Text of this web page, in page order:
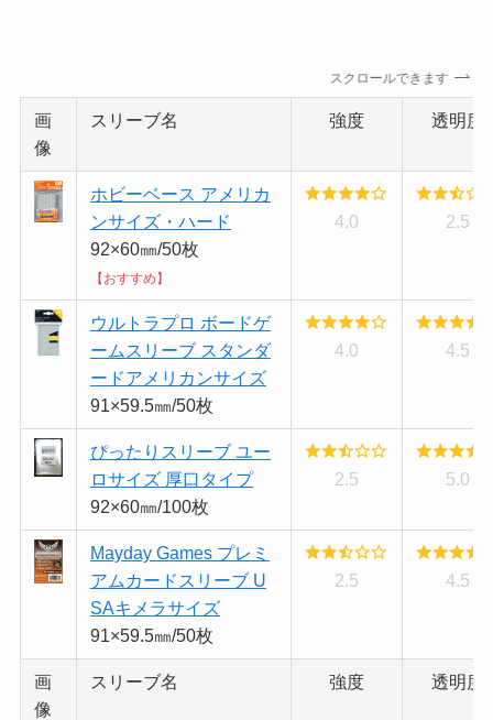
スクロールできます
画
像
スリーブ名 強度 透明度
ホビーベース アメリカ
ンサイズ・ハード
92×60㎜/50枚
【おすすめ】
4.0 2.5
ウルトラプロ ボードゲ
ームスリーブ スタンダ
ードアメリカンサイズ
91×59.5㎜/50枚
4.0 4.5
ぴったりスリーブ ユー
ロサイズ 厚口タイプ
92×60㎜/100枚
2.5 5.0
Mayday Games プレミ
アムカードスリーブ U
SAキメラサイズ
91×59.5㎜/50枚
2.5 4.5
画
像
スリーブ名 強度 透明度